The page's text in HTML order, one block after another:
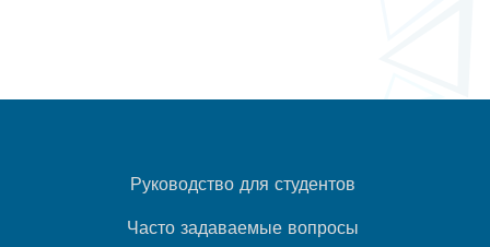
Руководство для студентов
Часто задаваемые вопросы